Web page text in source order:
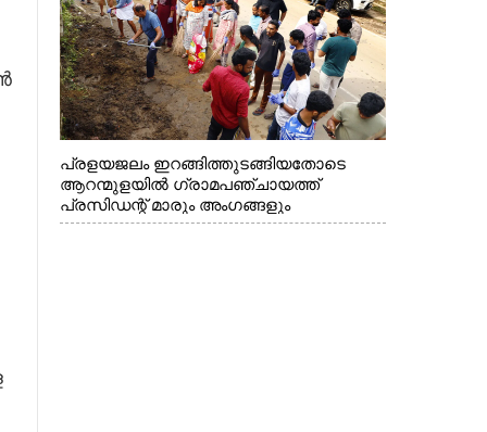
പ്രളയജലം ഇറങ്ങിത്തുടങ്ങിയതോടെ
ആറന്മുളയിൽ ഗ്രാമപഞ്ചായത്ത്
പ്രസിഡന്റ് മാരും അംഗങ്ങളും
രാഷ്ട്രീയപ്രവത്തകരും അടങ്ങുന്ന സംഘം